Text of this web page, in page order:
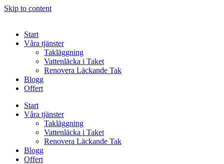
Skip to content
Start
Våra tjänster
Takläggning
Vattenläcka i Taket
Renovera Läckande Tak
Blogg
Offert
Start
Våra tjänster
Takläggning
Vattenläcka i Taket
Renovera Läckande Tak
Blogg
Offert